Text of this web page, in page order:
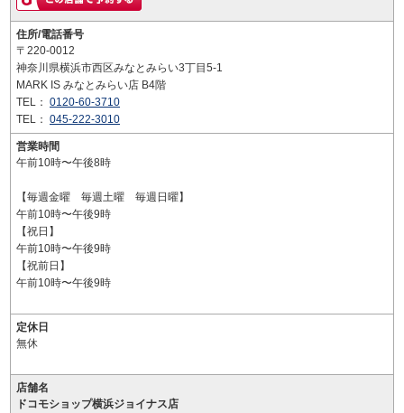
住所/電話番号
〒220-0012
神奈川県横浜市西区みなとみらい3丁目5-1
MARK IS みなとみらい店 B4階
TEL： 0120-60-3710
TEL： 045-222-3010
営業時間
午前10時〜午後8時
【毎週金曜 毎週土曜 毎週日曜】
午前10時〜午後9時
【祝日】
午前10時〜午後9時
【祝前日】
午前10時〜午後9時
定休日
無休
店舗名
ドコモショップ横浜ジョイナス店